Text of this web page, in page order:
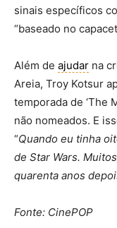
sinais específicos
“baseado no
Além de ajudar na
Areia, Troy Kotsur
temporada de ‘The
não nomeados. E
“Quando eu tinha
de Star Wars.
quarenta anos
Fonte: CinePOP